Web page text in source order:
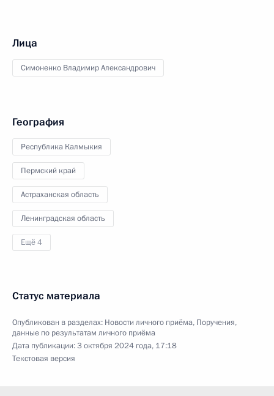
Лица
Симоненко Владимир Александрович
География
Республика Калмыкия
Пермский край
Астраханская область
Ленинградская область
Ещё 4
Статус материала
Опубликован в разделах: Новости личного приёма, Поручения,
данные по результатам личного приёма
Дата публикации:3 октября 2024 года, 17:18
Текстовая версия